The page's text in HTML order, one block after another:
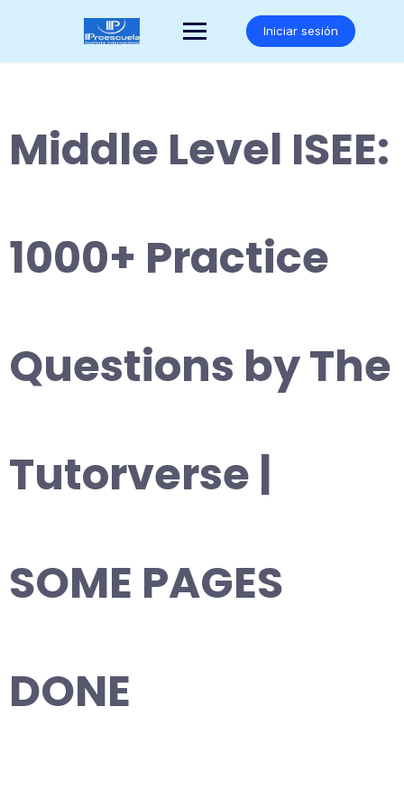
Iniciar sesión
Middle Level ISEE:
1000+ Practice
Questions by The
Tutorverse |
SOME PAGES
DONE